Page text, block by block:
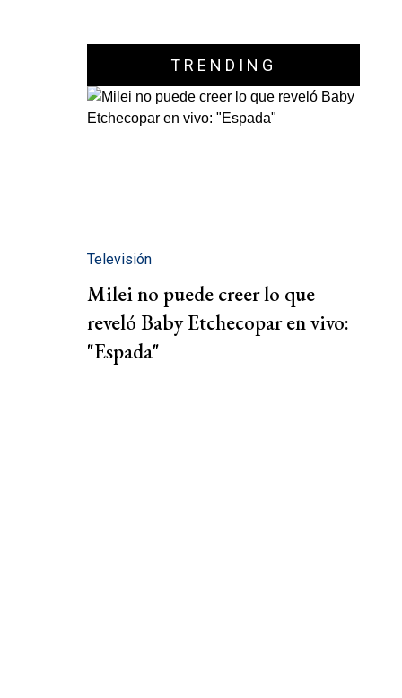
TRENDING
Televisión
Milei no puede creer lo que
reveló Baby Etchecopar en vivo:
"Espada"